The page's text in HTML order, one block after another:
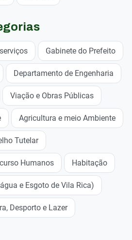
Gabinete do Prefeito
Departamento de Engenharia
Viação e Obras Públicas
Agricultura e meio Ambiente
Tutelar
Humanos Habitação
e Esgoto de Vila Rica)
Desporto e Lazer